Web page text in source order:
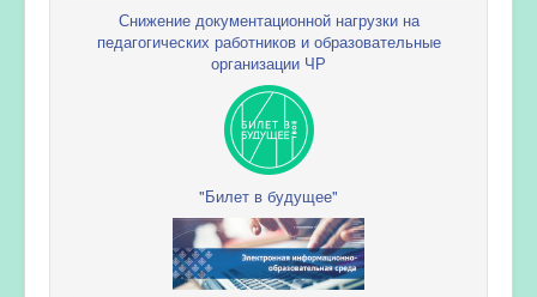
Снижение документационной нагрузки на
педагогических работников и образовательные
организации ЧР
"Билет в будущее"